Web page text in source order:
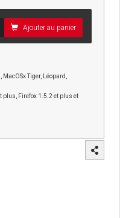
Ajouter au panier
Tiger, Léopard,
plus, Firefox 1.5.2 et plus et